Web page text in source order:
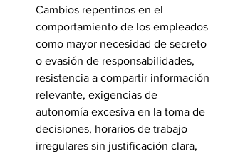
Cambios repentinos en el
comportamiento de los empleados
como mayor necesidad de secreto
o evasión de responsabilidades,
resistencia a compartir información
relevante, exigencias de
autonomía excesiva en la toma de
decisiones, horarios de trabajo
irregulares sin justificación clara,